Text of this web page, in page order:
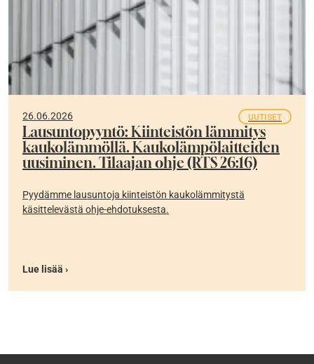
26.06.2026 UUTISET
Lausuntopyyntö: Kiinteistön lämmitys
kaukolämmöllä. Kaukolämpölaitteiden
uusiminen. Tilaajan ohje (RTS 26:16)
Pyydämme lausuntoja kiinteistön kaukolämmitystä
käsittelevästä ohje-ehdotuksesta.
Lue lisää ›